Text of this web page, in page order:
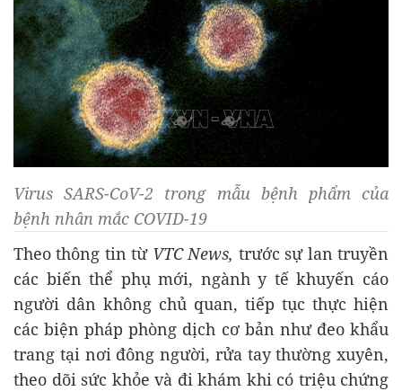
Virus SARS-CoV-2 trong mẫu bệnh phẩm của
bệnh nhân mắc COVID-19
Theo thông tin từVTC News, trước sự lan truyền
các biến thể phụ mới, ngành y tế khuyến cáo
người dân không chủ quan, tiếp tục thực hiện
các biện pháp phòng dịch cơ bản như đeo khẩu
trang tại nơi đông người, rửa tay thường xuyên,
theo dõi sức khỏe và đi khám khi có triệu chứng